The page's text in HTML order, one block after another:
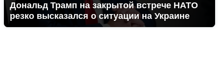
Дональд Трамп на закрытой встрече НАТО
резко высказался о ситуации на Украине